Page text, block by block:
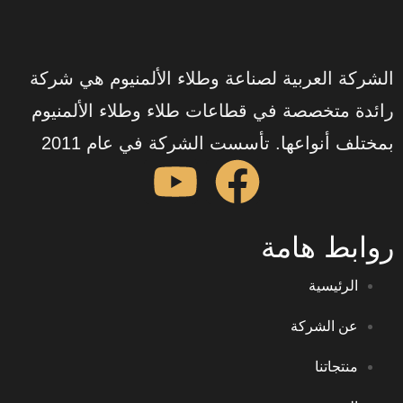
لصناعة وطلاء الألمنيوم هي شركة
في قطاعات طلاء وطلاء الألمنيوم
تأسست الشركة في عام 2011
هامة